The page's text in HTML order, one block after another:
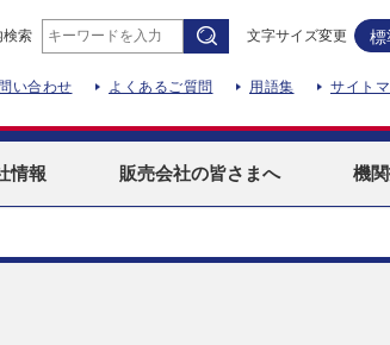
検索 文字サイズ変更 標
い合わせ よくあるご質問 用語集 サイト
情報 販売会社の皆さまへ 機